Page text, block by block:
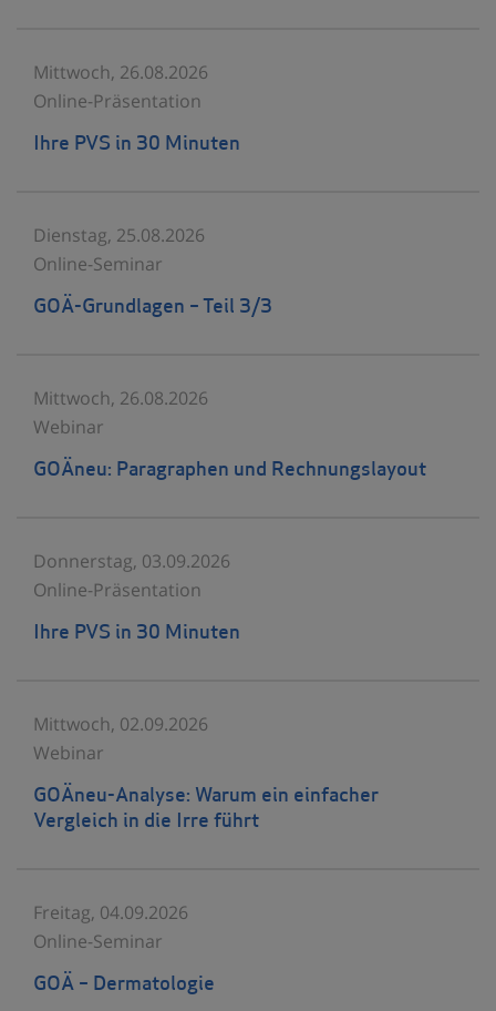
Mittwoch, 26.08.2026
Online-Präsentation
Ihre PVS in 30 Minuten
Dienstag, 25.08.2026
Online-Seminar
GOÄ-Grundlagen – Teil 3/3
Mittwoch, 26.08.2026
Webinar
GOÄneu: Paragraphen und Rechnungslayout
Donnerstag, 03.09.2026
Online-Präsentation
Ihre PVS in 30 Minuten
Mittwoch, 02.09.2026
Webinar
GOÄneu-Analyse: Warum ein einfacher
Vergleich in die Irre führt
Freitag, 04.09.2026
Online-Seminar
GOÄ – Dermatologie